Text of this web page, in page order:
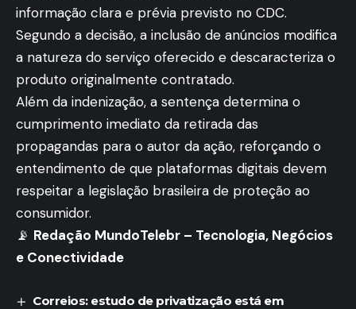
informação clara e prévia previsto no CDC.
Segundo a decisão, a inclusão de anúncios modifica
a natureza do serviço oferecido e descaracteriza o
produto originalmente contratado.
Além da indenização, a sentença determina o
cumprimento imediato da retirada das
propagandas para o autor da ação, reforçando o
entendimento de que plataformas digitais devem
respeitar a legislação brasileira de proteção ao
consumidor.
📡 Redação MundoTelebr – Tecnologia, Negócios
e Conectividade
Correios: estudo de privatização está em